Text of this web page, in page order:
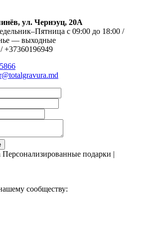
ул. Чернэуц, 20A
с 09:00 до 18:00 /
— выходные
+37360196949
сообществу: